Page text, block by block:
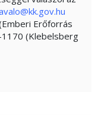
Erőforrás
(Klebelsberg